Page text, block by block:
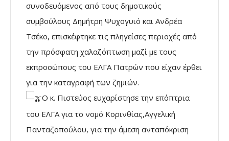
συνοδευόμενος από τους δημοτικούς
συμβούλους Δημήτρη Ψυχογυιό και Ανδρέα
Τσέκο, επισκέφτηκε τις πληγείσες περιοχές από
την πρόσφατη χαλαζόπτωση μαζί με τους
εκπροσώπους του ΕΛΓΑ Πατρών που είχαν έρθει
για την καταγραφή των ζημιών.
Ο κ. Πιστεύος ευχαρίστησε την επόπτρια
του ΕΛΓΑ για το νομό Κορινθίας,Αγγελική
Πανταζοπούλου, για την άμεση ανταπόκριση